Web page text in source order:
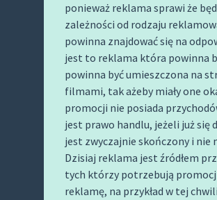
ponieważ reklama sprawi że
zależności od rodzaju
powinna znajdować się na
jest to reklama która powinna
powinna być umieszczona na
filmami, tak ażeby miały one
promocji nie posiada
jest prawo handlu, jeżeli już
jest zwyczajnie skończony i nie
Dzisiaj reklama jest źródłem
tych którzy potrzebują
reklamę, na przykład w tej